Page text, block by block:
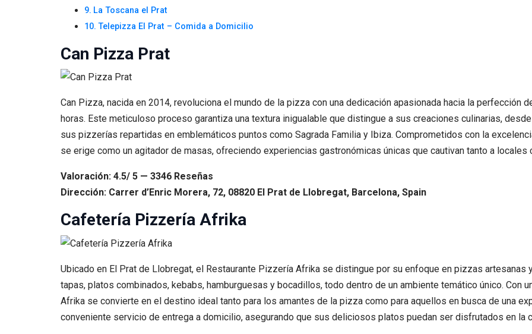
La Toscana el Prat
Telepizza El Prat – Comida a Domicilio
Can Pizza Prat
Can Pizza, nacida en 2014, revoluciona el mundo de la pizza con una dedicación apasionada hacia la perfección
horas. Este meticuloso proceso garantiza una textura inigualable que distingue a sus creaciones culinarias,
sus pizzerías repartidas en emblemáticos puntos como Sagrada Familia y Ibiza. Comprometidos con la
se erige como un agitador de masas, ofreciendo experiencias gastronómicas únicas que cautivan tanto a locales
Valoración: 4.5/ 5 — 3346 Reseñas
Dirección: Carrer d’Enric Morera, 72, 08820 El Prat de Llobregat, Barcelona, Spain
Cafetería Pizzería Afrika
Ubicado en El Prat de Llobregat, el Restaurante Pizzería Afrika se distingue por su enfoque en pizzas artesanas
tapas, platos combinados, kebabs, hamburguesas y bocadillos, todo dentro de un ambiente temático único. Con
Afrika se convierte en el destino ideal tanto para los amantes de la pizza como para aquellos en busca de una
conveniente servicio de entrega a domicilio, asegurando que sus deliciosos platos puedan ser disfrutados en la